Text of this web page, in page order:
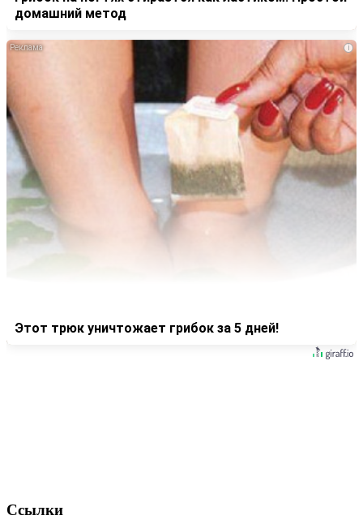
домашний метод
i
Этот трюк уничтожает грибок за 5 дней!
Ссылки